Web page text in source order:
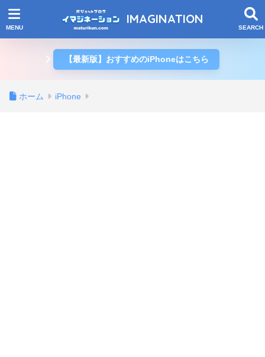
IMAGINATION
【最新版】おすすめのiPhoneはこちら
ホーム iPhone